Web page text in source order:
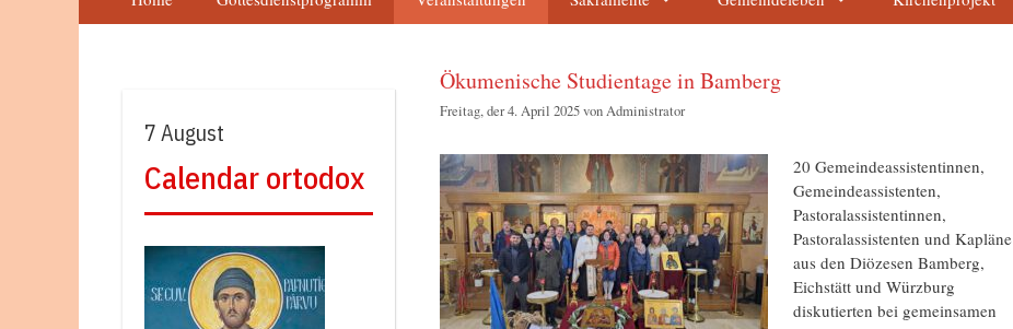
Ökumenische Studientage in Bamberg
Freitag, der 4. April 2025vonAdministrator
20 Gemeindeassistentinnen,
Gemeindeassistenten,
Pastoralassistentinnen,
Pastoralassistenten und Kapläne
aus den Diözesen Bamberg,
Eichstätt und Würzburg
diskutierten bei gemeinsamen
7 August
Calendar ortodox